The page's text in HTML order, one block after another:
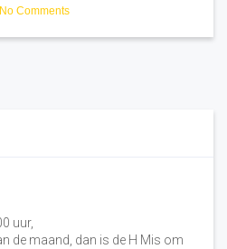
No Comments
uur,
de maand, dan is de H Mis om